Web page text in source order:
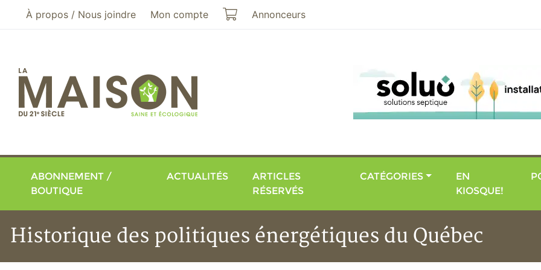
Aller au menu principal
Aller au contenu principal
À propos / Nous joindre Mon compte Mon panier
Annonceurs
ABONNEMENT /
BOUTIQUE
ACTUALITÉS
ARTICLES
RÉSERVÉS
CATÉGORIES
EN
KIOSQUE!
Historique des politiques énergétiques du Québec